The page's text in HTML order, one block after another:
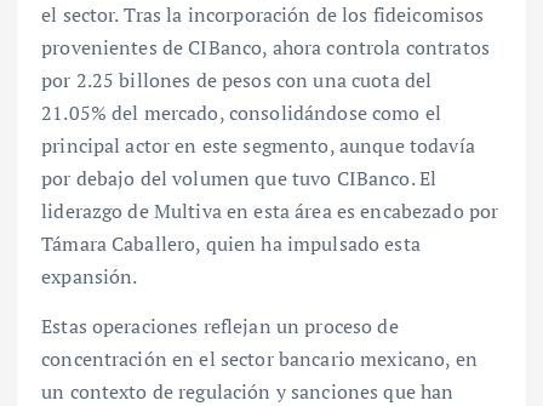
el sector. Tras la incorporación de los fideicomisos
provenientes de CIBanco, ahora controla contratos
por 2.25 billones de pesos con una cuota del
21.05% del mercado, consolidándose como el
principal actor en este segmento, aunque todavía
por debajo del volumen que tuvo CIBanco. El
liderazgo de Multiva en esta área es encabezado por
Támara Caballero, quien ha impulsado esta
expansión.
Estas operaciones reflejan un proceso de
concentración en el sector bancario mexicano, en
un contexto de regulación y sanciones que han